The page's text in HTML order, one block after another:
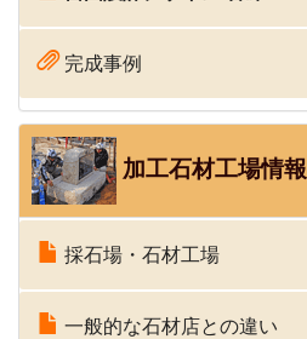
完成事例
加工石材工場情報
採石場・石材工場
一般的な石材店との違い